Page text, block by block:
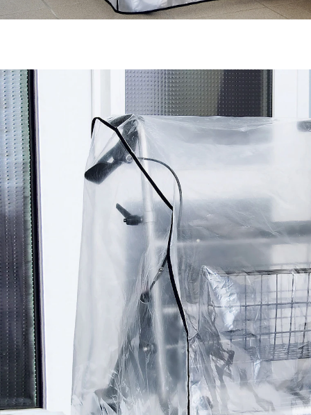
incl. btw en plus Verzendkosten
In het Winkelmandje
Leverbaar binnen 4-5 werkdagen
beschermt tegen stof en regen
U hoeft uw rollator niet meer in te klappen en houdt
binnen meer ruimte over! U trekt de hoes gewoon over
de geparkeerde rollator. Past over alle normale
standaardrollatormodellen.
Details
Opmerkingen & producent